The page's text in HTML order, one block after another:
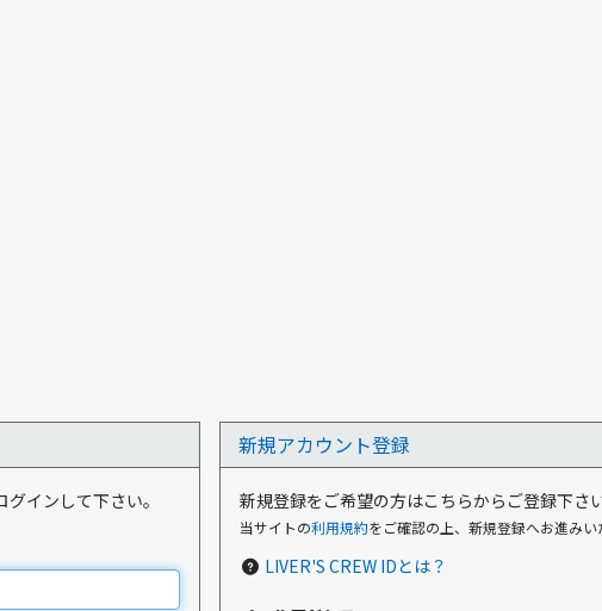
インして下さい。
新規アカウント登録
新規登録をご希望の方はこちらからご登録下さい
当サイトの利用規約をご確認の上、新規登録へお進みい
LIVER'S CREW IDとは？